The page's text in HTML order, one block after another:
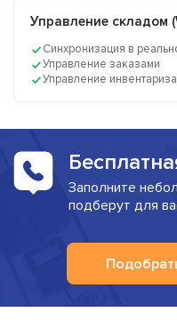
Управление складом
Синхронизация в
Управление заказами
Управление
Заполните
подберут для